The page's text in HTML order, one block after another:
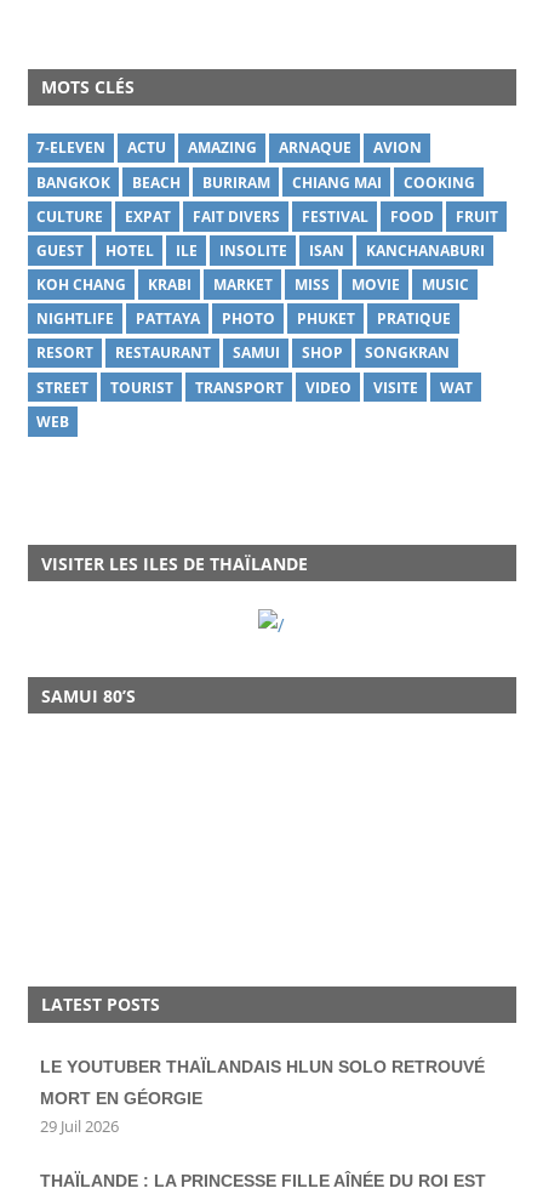
MOTS CLÉS
7-ELEVEN ACTU AMAZING ARNAQUE
AVION
BANGKOK
BEACH BURIRAM CHIANG MAI
COOKING
CULTURE
EXPAT FAIT DIVERS FESTIVAL FOOD
FRUIT
GUEST
HOTEL ILE INSOLITE ISAN
KANCHANABURI
KOH CHANG
KRABI MARKET MISS MOVIE
MUSIC
NIGHTLIFE
PATTAYA PHOTO PHUKET
PRATIQUE
RESORT
RESTAURANT SAMUI SHOP
SONGKRAN
STREET
TOURIST TRANSPORT VIDEO VISITE
WAT
WEB
VISITER LES ILES DE THAÏLANDE
SAMUI 80’S
LATEST POSTS
LE YOUTUBER THAÏLANDAIS HLUN SOLO RETROUVÉ
MORT EN GÉORGIE
29 Juil 2026
THAÏLANDE : LA PRINCESSE FILLE AÎNÉE DU ROI EST